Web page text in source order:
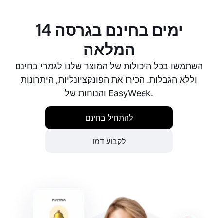
14 ימים בחינם בגרסה
המלאה
השתמשו בכל היכולות של המוצר שלנו לגמרי בחינם
וללא הגבלות. הכירו את הפונקציונליות, היתרונות
והנוחות של EasyWeek.
להתחיל בחינם
לקבוע דמו